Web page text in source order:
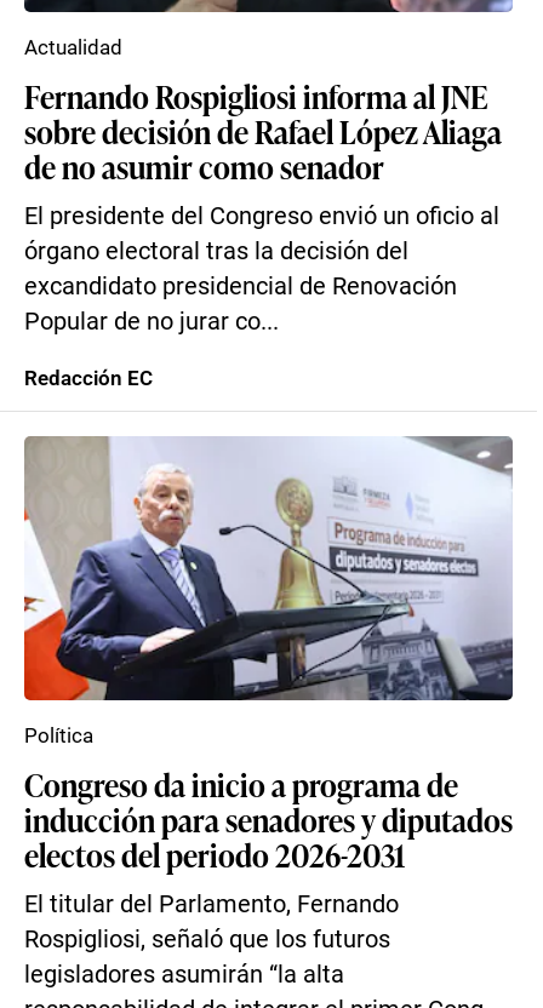
Fernando Rospigliosi informa al JNE
sobre decisión de Rafael López Aliaga
de no asumir como senador
El presidente del Congreso envió un oficio al
órgano electoral tras la decisión del
excandidato presidencial de Renovación
Popular de no jurar co...
Actualidad
Redacción EC
Congreso da inicio a programa de
inducción para senadores y diputados
electos del periodo 2026-2031
El titular del Parlamento, Fernando
Rospigliosi, señaló que los futuros
legisladores asumirán “la alta
Política